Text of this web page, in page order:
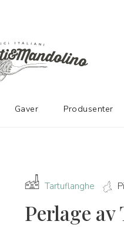
Tartuflanghe
Perlage
Gaver Produsenter